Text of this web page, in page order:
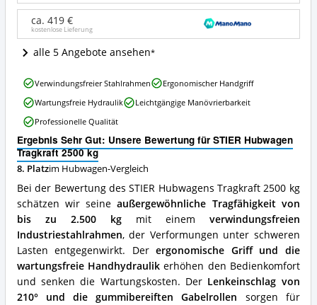
Angebote:
dieser
Hubwagen
ca. 419 €
kostenlose Lieferung
alle 5 Angebote ansehen
Ergebnis Sehr Gut: Unsere Bewertung für STIER Hubwagen
Tragkraft 2500 kg
8. Platzim Hubwagen-Vergleich
Bei der Bewertung des STIER Hubwagens Tragkraft 2500 kg
schätzen wir seineaußergewöhnliche Tragfähigkeit von
bis zu 2.500 kgmit einem verwindungsfreien
Industriestahlrahmen, der Verformungen unter schweren
Lasten entgegenwirkt. Derergonomische Griff und die
wartungsfreie Handhydraulik erhöhen den Bedienkomfort
und senken die Wartungskosten. Der Lenkeinschlag von
210° und die gummibereiften Gabelrollen sorgen für
STIER
Hubwagen
Tragkraft
2500
Vorteile:
Was
spricht
für
diesen
Hubwagen?
Verwindungsfreier Stahlrahmen
Ergonomischer Handgriff
Wartungsfreie Hydraulik
Leichtgängige Manövrierbarkeit
Professionelle Qualität